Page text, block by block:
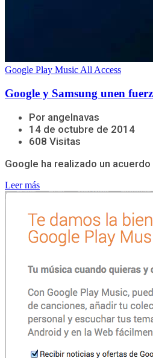
Google Play Music All Access
Google y Samsung unen
Por angelnavas
14 de octubre de 2014
608 Visitas
Google ha realizado un
Leer más